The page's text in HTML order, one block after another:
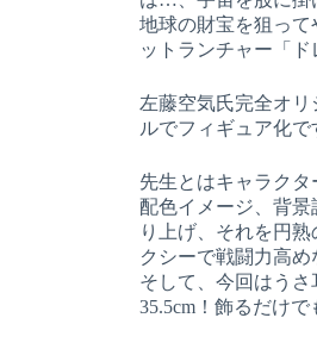
地球の財宝を狙っ
ットランチャー「
左藤空気氏完全オ
ルでフィギュア化で
先生とはキャラク
配色イメージ、背
り上げ、それを円
クシーで戦闘力高め
そして、今回はう
35.5cm！飾るだけ